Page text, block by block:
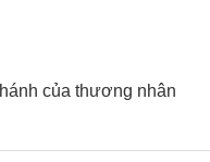
của thương nhân